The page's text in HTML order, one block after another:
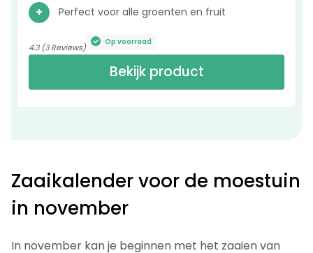
Perfect voor alle groenten en fruit
Bekijk product
4.3 (3 Reviews)
Op voorraad
Zaaikalender voor de moestuin
in november
In november kan je beginnen met het zaaien van